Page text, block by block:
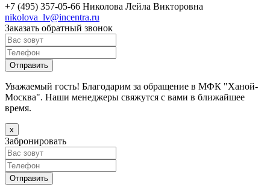
+7 (495) 357-05-66 Николова Лейла Викторовна
nikolova_lv@incentra.ru
Заказать обратный звонок
Уважаемый гость! Благодарим за обращение в МФК "Ханой-
Москва". Наши менеджеры свяжутся с вами в ближайшее
время.
х
Забронировать